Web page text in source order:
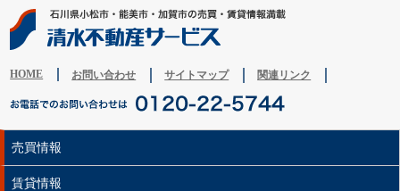
HOME お問い合わせ サイトマップ 関連リンク
売買情報
賃貸情報